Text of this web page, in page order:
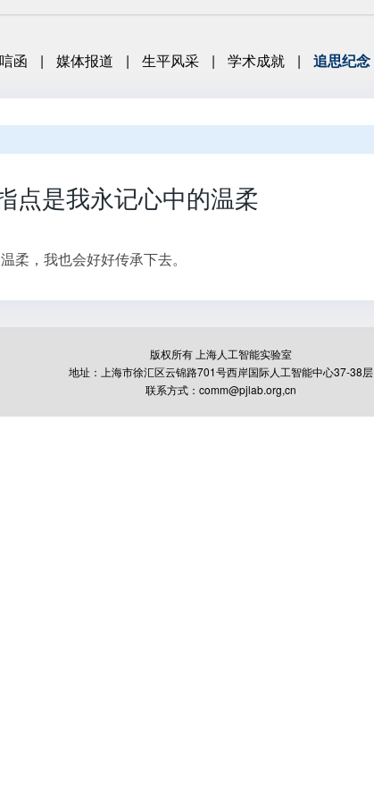
函 | 媒体报道 | 生平风采 | 学术成就 | 追思纪念
点是我永记心中的温柔
柔，我也会好好传承下去。
版权所有 上海人工智能实验室
地址：上海市徐汇区云锦路701号西岸国际人工智能中心37-38层
联系方式：comm@pjlab.org,cn